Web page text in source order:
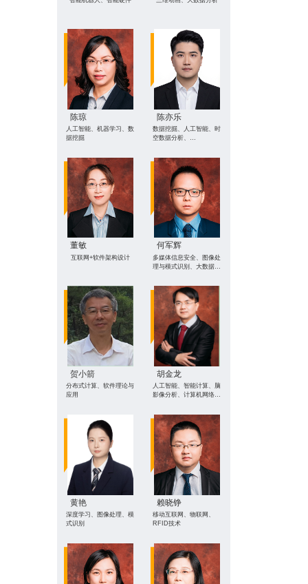
陈琼
人工智能、机器学习、数
据挖掘
陈亦乐
数据挖掘、人工智能、时
空数据分析、
董敏
互联网+软件架构设计
何军辉
多媒体信息安全、图像处
理与模式识别、大数据与
贺小箭
分布式计算、软件理论与
应用
胡金龙
人工智能、智能计算、脑
影像分析、计算机网络与
黄艳
深度学习、图像处理、模
式识别
赖晓铮
移动互联网、物联网、
RFID技术